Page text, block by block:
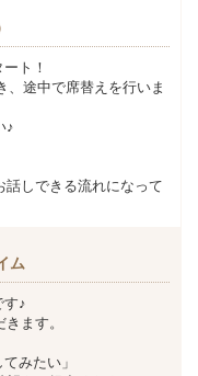
ト！
、途中で席替えを行いま
♪
話しできる流れになって
ム
す♪
ます。
みたい」